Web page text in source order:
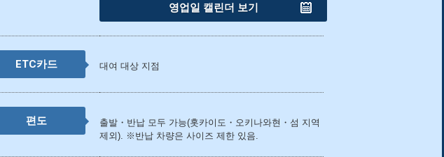
영업일 캘린더 보기
ETC카드 대여 대상 지점
편도
출발・반납 모두 가능(홋카이도・오키나와현・섬 지역
제외). ※반납 차량은 사이즈 제한 있음.